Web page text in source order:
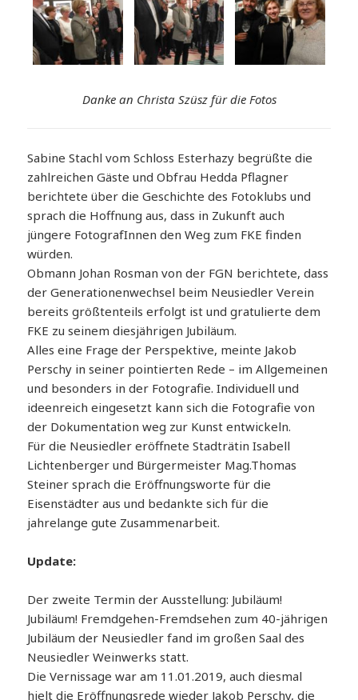
Danke an Christa Szüsz für die Fotos
Sabine Stachl vom Schloss Esterhazy begrüßte die
zahlreichen Gäste und Obfrau Hedda Pflagner
berichtete über die Geschichte des Fotoklubs und
sprach die Hoffnung aus, dass in Zukunft auch
jüngere FotografInnen den Weg zum FKE finden
würden.
Obmann Johan Rosman von der FGN berichtete, dass
der Generationenwechsel beim Neusiedler Verein
bereits größtenteils erfolgt ist und gratulierte dem
FKE zu seinem diesjährigen Jubiläum.
Alles eine Frage der Perspektive, meinte Jakob
Perschy in seiner pointierten Rede – im Allgemeinen
und besonders in der Fotografie. Individuell und
ideenreich eingesetzt kann sich die Fotografie von
der Dokumentation weg zur Kunst entwickeln.
Für die Neusiedler eröffnete Stadträtin Isabell
Lichtenberger und Bürgermeister Mag.Thomas
Steiner sprach die Eröffnungsworte für die
Eisenstädter aus und bedankte sich für die
jahrelange gute Zusammenarbeit.
Update:
Der zweite Termin der Ausstellung: Jubiläum!
Jubiläum! Fremdgehen-Fremdsehen zum 40-jährigen
Jubiläum der Neusiedler fand im großen Saal des
Neusiedler Weinwerks statt.
Die Vernissage war am 11.01.2019, auch diesmal
hielt die Eröffnungsrede wieder Jakob Perschy, die